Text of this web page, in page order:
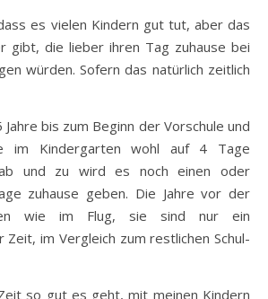
es vielen Kindern gut tut, aber das
gibt, die lieber ihren Tag zuhause bei
würden. Sofern das natürlich zeitlich
bis zum Beginn der Vorschule und
im Kindergarten wohl auf 4 Tage
und zu wird es noch einen oder
zuhause geben. Die Jahre vor der
wie im Flug, sie sind nur ein
Zeit, im Vergleich zum restlichen Schul-
so gut es geht, mit meinen Kindern